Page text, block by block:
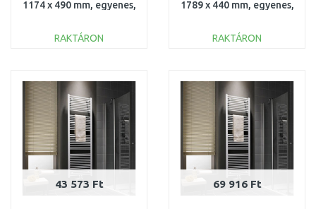
1174 x 490 mm, egyenes,
LS01M1200502XXK
RAKTÁRON
Összehasonlítás
1789 x 440 mm, egyenes,
LS01M1800452XXK
RAKTÁRON
Összehasonlítás
43 573 Ft 69 916 Ft